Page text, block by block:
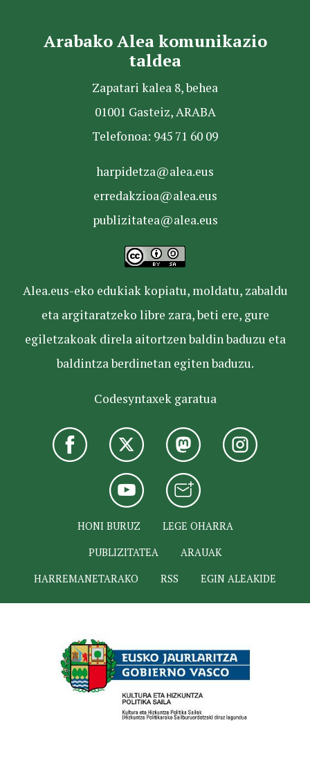
Arabako Alea komunikazio
taldea
Zapatari kalea 8, behea
01001 Gasteiz, ARABA
Telefonoa: 945 71 60 09
harpidetza@alea.eus
erredakzioa@alea.eus
publizitatea@alea.eus
Alea.eus-eko edukiak kopiatu, moldatu, zabaldu
eta argitaratzeko libre zara, beti ere, gure
egiletzakoak direla aitortzen baldin baduzu eta
baldintza berdinetan egiten baduzu.
Codesyntaxek garatua
HONI BURUZ
LEGE OHARRA
PUBLIZITATEA
ARAUAK
HARREMANETARAKO
RSS EGIN ALEAKIDE